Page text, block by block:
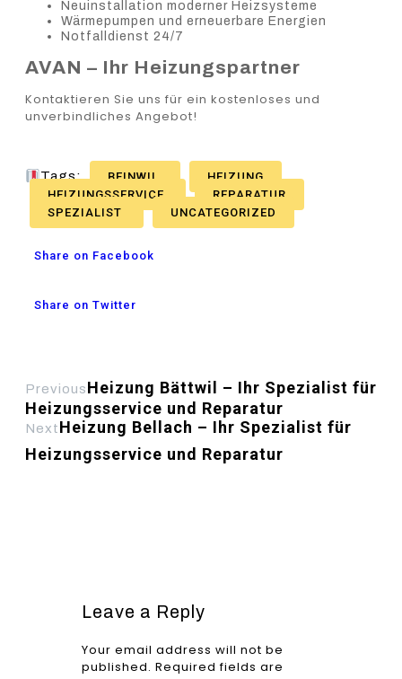
Neuinstallation moderner Heizsysteme
Wärmepumpen und erneuerbare Energien
Notfalldienst 24/7
AVAN – Ihr Heizungspartner
Kontaktieren Sie uns für ein kostenloses und
unverbindliches Angebot!
Tags: BEINWIL
HEIZUNG
HEIZUNGSSERVICE
REPARATUR
SPEZIALIST
UNCATEGORIZED
Share on Facebook
Share on Twitter
PreviousHeizung Bättwil – Ihr Spezialist für
Heizungsservice und Reparatur
NextHeizung Bellach – Ihr Spezialist für
Heizungsservice und Reparatur
Leave a Reply
Your email address will not be
published. Required fields are